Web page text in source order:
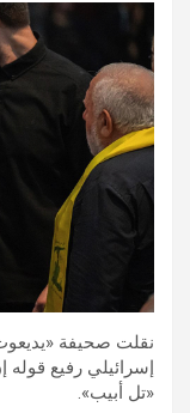
نقلت صحيفة
إسرائيلي رفيع
«تل أبيب».